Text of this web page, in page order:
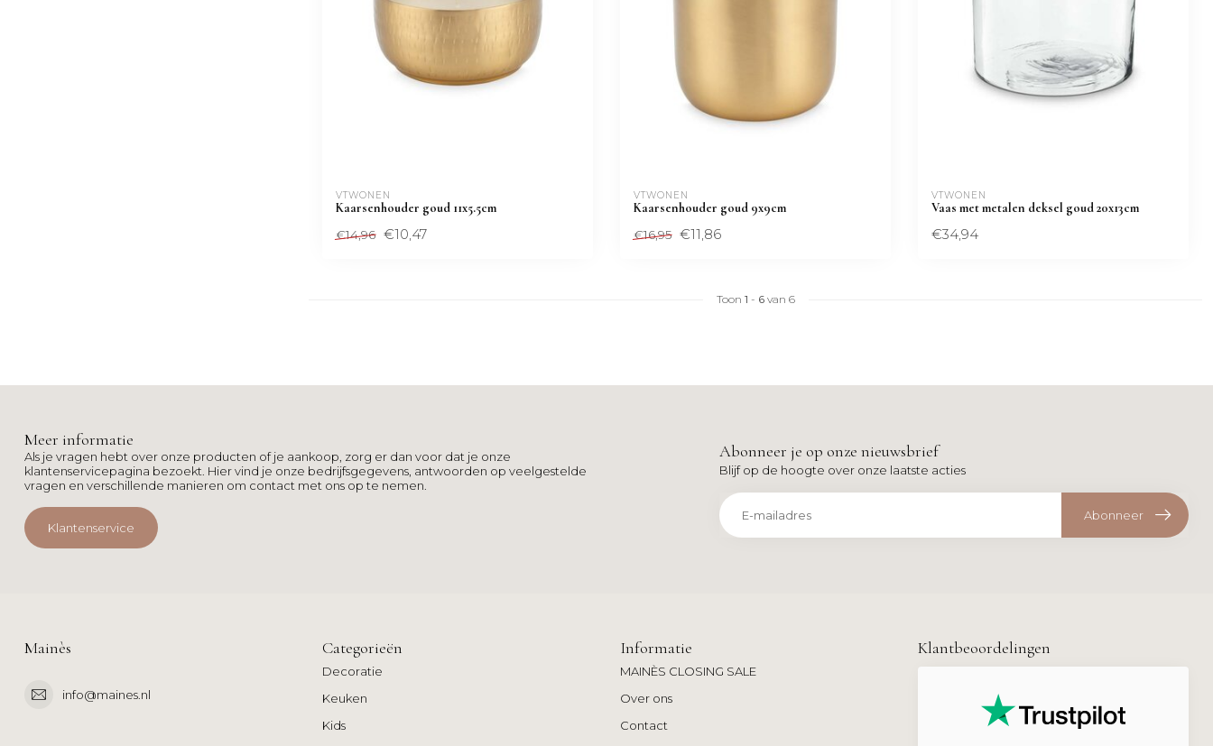
VTWONEN
Kaarsenhouder goud 11x5.5cm
€14,96 €10,47
VTWONEN
Kaarsenhouder goud 9x9cm
€16,95 €11,86
VTWONEN
Vaas met metalen deksel goud 20x13cm
€34,94
Toon 1 - 6van 6
Meer informatie
Als je vragen hebt over onze producten of je aankoop, zorg er dan voor dat je onze
klantenservicepagina bezoekt. Hier vind je onze bedrijfsgegevens, antwoorden op veelgestelde
vragen en verschillende manieren om contact met ons op te nemen.
Klantenservice
Abonneer je op onze nieuwsbrief
Blijf op de hoogte over onze laatste acties
Abonneer
Mainès
info@maines.nl
Categorieën
Decoratie
Keuken
Kids
Informatie
MAINÈS CLOSING SALE
Over ons
Contact
Klantbeoordelingen